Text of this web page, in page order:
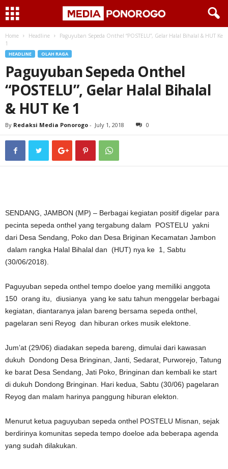
Home Headline
Paguyuban Sepeda Onthel “POSTELU”, Gelar Halal Bihalal & HUT Ke
1
HEADLINE OLAH RAGA
Paguyuban Sepeda Onthel
“POSTELU”, Gelar Halal Bihalal
& HUT Ke 1
By Redaksi Media Ponorogo - July 1, 2018 0
SENDANG, JAMBON (MP) – Berbagai kegiatan positif digelar para
pecinta sepeda onthel yang tergabung dalam POSTELU yakni
dari Desa Sendang, Poko dan Desa Briginan Kecamatan Jambon
dalam rangka Halal Bihalal dan (HUT) nya ke 1, Sabtu
(30/06/2018).
Paguyuban sepeda onthel tempo doeloe yang memiliki anggota
150 orang itu, diusianya yang ke satu tahun menggelar berbagai
kegiatan, diantaranya jalan bareng bersama sepeda onthel,
pagelaran seni Reyog dan hiburan orkes musik elektone.
Jum’at (29/06) diadakan sepeda bareng, dimulai dari kawasan
dukuh Dondong Desa Bringinan, Janti, Sedarat, Purworejo, Tatung
ke barat Desa Sendang, Jati Poko, Bringinan dan kembali ke start
di dukuh Dondong Bringinan. Hari kedua, Sabtu (30/06) pagelaran
Reyog dan malam harinya panggung hiburan elekton.
Menurut ketua paguyuban sepeda onthel POSTELU Misnan, sejak
berdirinya komunitas sepeda tempo doeloe ada beberapa agenda
yang sudah dilakukan.